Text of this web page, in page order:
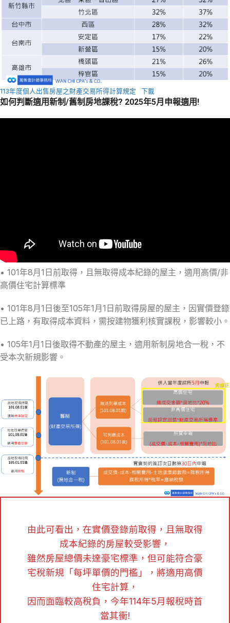
113年度個人出售房屋之財產交易所得計算規定 下載
如何判斷適用新制/舊制房地課稅? 2025年5月申報適用!
• 101年8月1日前取得，且無取得成本紀錄的屋主，適用高價/非
高價住宅計算標準
• 101年8月1日後至105年1月1日前取得房屋的屋主，因實價登錄
已上路，有取得成本資料，需按建物獲利核實課稅，影響較小。
• 105年1月1日後取得不動產的屋主，適用新制房地合一稅，不
受本次新規影響。
由此可看出，在實價登錄前取得，且無取得
成本紀錄的房屋較受影響，
雖然房屋總價未達豪宅標準，但可能符合豪
宅稅新規「每坪單價的門檻」，將適用高價
住宅計算，
因而面臨較高稅負，今年114年5月報稅時首
當其衝!